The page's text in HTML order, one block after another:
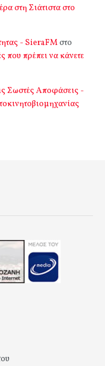
στη Σιάτιστα στο
- SieraFMστο
που πρέπει να κάνετε
Σωστές Αποφάσεις -